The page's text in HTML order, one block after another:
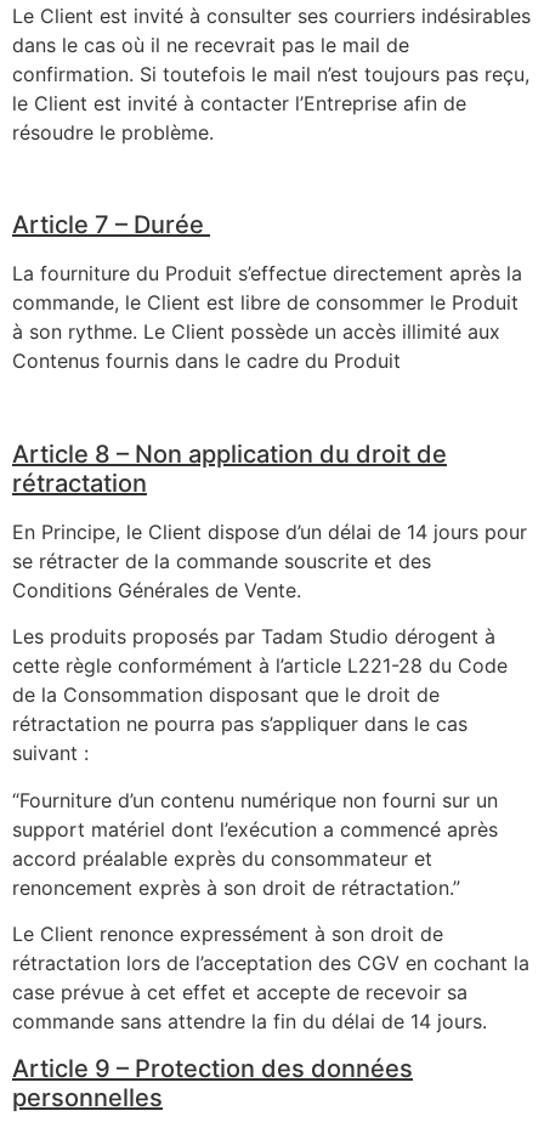
Le Client est invité à consulter ses courriers indésirables
dans le cas où il ne recevrait pas le mail de
confirmation. Si toutefois le mail n’est toujours pas reçu,
le Client est invité à contacter l’Entreprise afin de
résoudre le problème.
Article 7 – Durée
La fourniture du Produit s’effectue directement après la
commande, le Client est libre de consommer le Produit
à son rythme. Le Client possède un accès illimité aux
Contenus fournis dans le cadre du Produit
Article 8 – Non application du droit de
rétractation
En Principe, le Client dispose d’un délai de 14 jours pour
se rétracter de la commande souscrite et des
Conditions Générales de Vente.
Les produits proposés par Tadam Studio dérogent à
cette règle conformément à l’article L221-28 du Code
de la Consommation disposant que le droit de
rétractation ne pourra pas s’appliquer dans le cas
suivant :
“Fourniture d’un contenu numérique non fourni sur un
support matériel dont l’exécution a commencé après
accord préalable exprès du consommateur et
renoncement exprès à son droit de rétractation.”
Le Client renonce expressément à son droit de
rétractation lors de l’acceptation des CGV en cochant la
case prévue à cet effet et accepte de recevoir sa
commande sans attendre la fin du délai de 14 jours.
Article 9 – Protection des données
personnelles